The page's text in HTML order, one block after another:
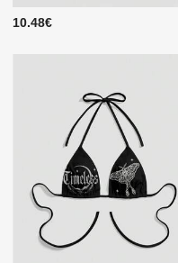
10.48€